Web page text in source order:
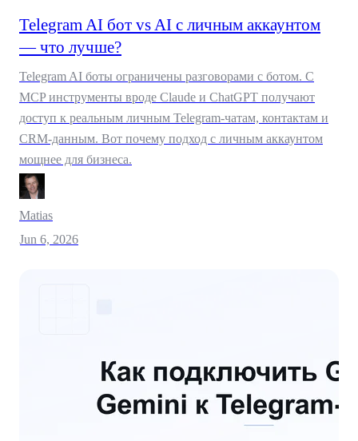
Telegram AI бот vs AI с личным аккаунтом
— что лучше?
Telegram AI боты ограничены разговорами с ботом. С
MCP инструменты вроде Claude и ChatGPT получают
доступ к реальным личным Telegram-чатам, контактам и
CRM-данным. Вот почему подход с личным аккаунтом
мощнее для бизнеса.
Matias
Jun 6, 2026